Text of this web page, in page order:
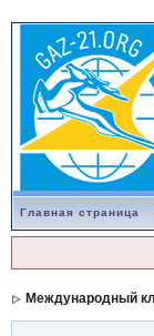
Главная страница
Международный